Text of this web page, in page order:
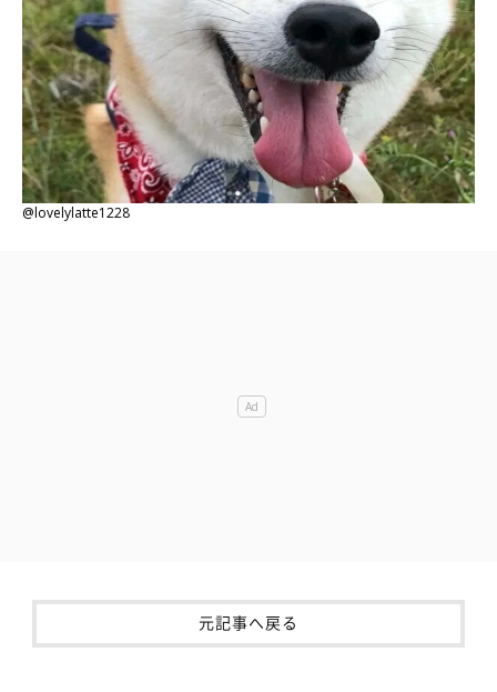
@lovelylatte1228
元記事へ戻る